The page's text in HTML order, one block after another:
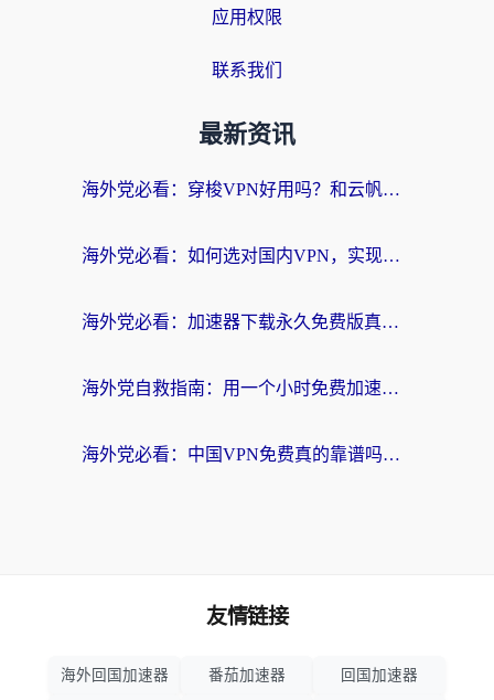
应用权限
联系我们
最新资讯
海外党必看：穿梭VPN好用吗？和云帆VPN对比哪个回国效果更好？附真实测评+避坑指南
海外党必看：如何选对国内VPN，实现无缝访问国内资源？
海外党必看：加速器下载永久免费版真的存在吗？教你无缝访问国内资源的正确姿势
海外党自救指南：用一个小时免费加速器，轻松打破国内资源访问壁垒？
海外党必看：中国VPN免费真的靠谱吗？手把手教你选对回国加速器
友情链接
海外回国加速器 番茄加速器 回国加速器